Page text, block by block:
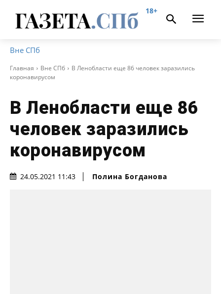
18+
Вне СПб
Главная Вне СПб
В Ленобласти еще 86 человек заразились
коронавирусом
В Ленобласти еще 86
человек заразились
коронавирусом
24.05.2021 11:43 Полина Богданова